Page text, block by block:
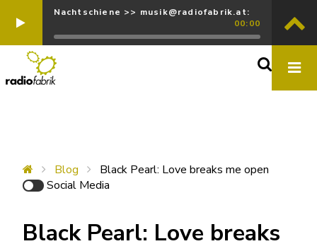
Nachtschiene >> musik@radiofabrik.at:
00:00
Blog
Black Pearl: Love breaks me open
Social Media
Black Pearl: Love breaks